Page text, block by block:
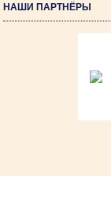
НАШИ ПАРТНЁРЫ